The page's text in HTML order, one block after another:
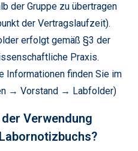
der Gruppe zu übertragen
der Vertragslaufzeit).
erfolgt gemäß §3 der
Praxis.
Informationen finden Sie im
→ Vorstand → Labfolder)
Verwendung